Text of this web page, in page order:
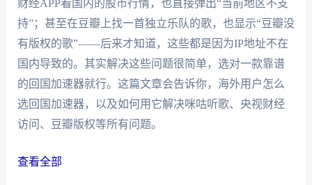
财经APP看国内的股市行情，也直接弹出“当前地区不支
持”；甚至在豆瓣上找一首独立乐队的歌，也显示“豆瓣没
有版权的歌”——后来才知道，这些都是因为IP地址不在
国内导致的。其实解决这些问题很简单，选对一款靠谱
的回国加速器就行。这篇文章会告诉你，海外用户怎么
选回国加速器，以及如何用它解决咪咕听歌、央视财经
访问、豆瓣版权等所有问题。
查看全部